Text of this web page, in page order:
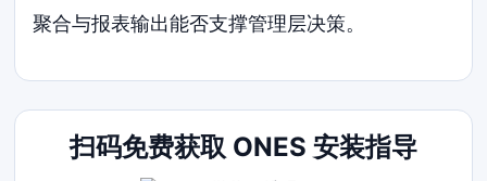
聚合与报表输出能否支撑管理层决策。
扫码免费获取 ONES 安装指导